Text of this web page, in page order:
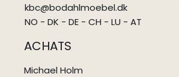
kbc@bodahlmoebel.dk
NO - DK - DE - CH - LU - AT
ACHATS
Michael Holm